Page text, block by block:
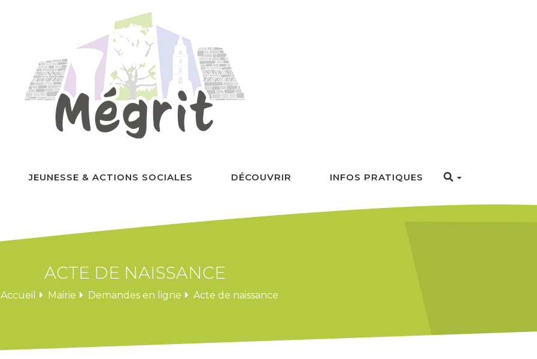
JEUNESSE & ACTIONS SOCIALES DÉCOUVRIR INFOS PRATIQUES
ACTE DE NAISSANCE
Accueil Mairie Demandes en ligne Acte de naissance